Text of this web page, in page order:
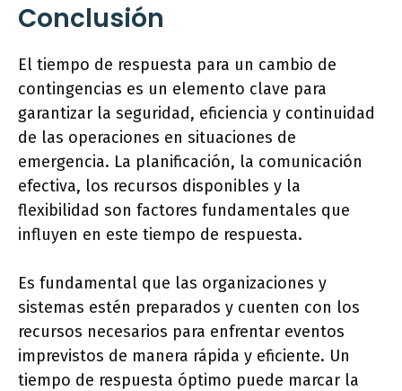
Conclusión
El tiempo de respuesta para un cambio de
contingencias es un elemento clave para
garantizar la seguridad, eficiencia y continuidad
de las operaciones en situaciones de
emergencia. La planificación, la comunicación
efectiva, los recursos disponibles y la
flexibilidad son factores fundamentales que
influyen en este tiempo de respuesta.
Es fundamental que las organizaciones y
sistemas estén preparados y cuenten con los
recursos necesarios para enfrentar eventos
imprevistos de manera rápida y eficiente. Un
tiempo de respuesta óptimo puede marcar la